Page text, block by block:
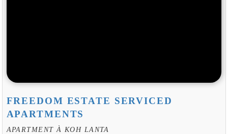
FREEDOM ESTATE SERVICED
APARTMENTS
APARTMENT À KOH LANTA